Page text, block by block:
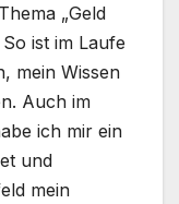
„Geld
ist im Laufe
mein Wissen
Auch im
ich mir ein
und
mein